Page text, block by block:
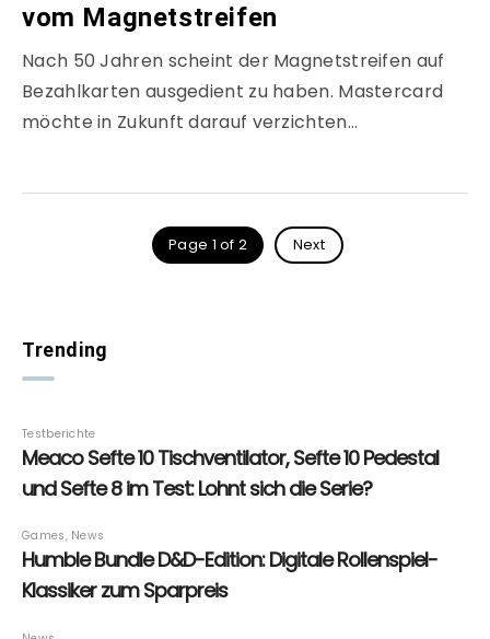
vom Magnetstreifen
Nach 50 Jahren scheint der Magnetstreifen auf
Bezahlkarten ausgedient zu haben. Mastercard
möchte in Zukunft darauf verzichten…
Page 1 of 2 Next
Trending